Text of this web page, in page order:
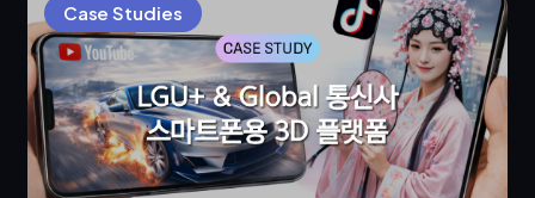
Case Studies